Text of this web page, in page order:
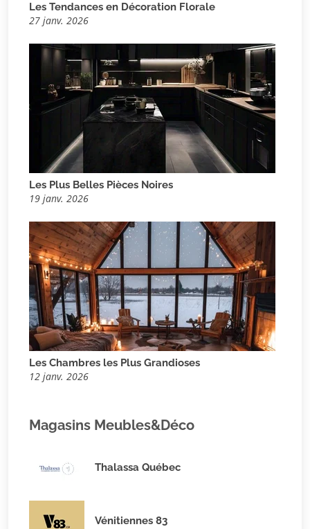
Les Tendances en Décoration Florale
27 janv. 2026
Les Plus Belles Pièces Noires
19 janv. 2026
Les Chambres les Plus Grandioses
12 janv. 2026
Magasins Meubles&Déco
Thalassa Québec
Vénitiennes 83